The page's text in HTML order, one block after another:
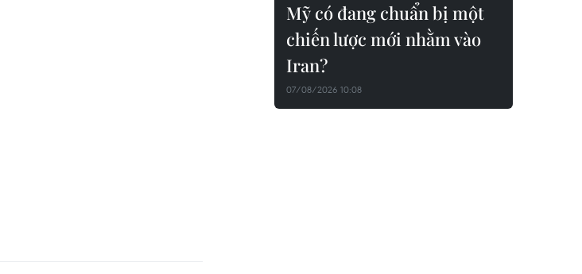
Mỹ có đang chuẩn bị một
chiến lược mới nhằm vào
Iran?
07/08/2026 10:08